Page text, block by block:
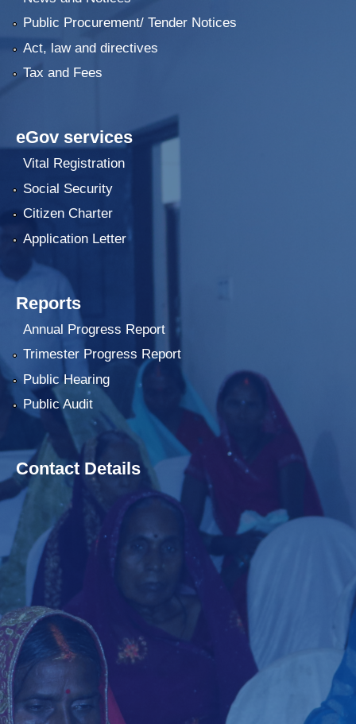
Public Procurement/ Tender Notices
Act, law and directives
Tax and Fees
eGov services
Vital Registration
Social Security
Citizen Charter
Application Letter
Reports
Annual Progress Report
Trimester Progress Report
Public Hearing
Public Audit
Contact Details